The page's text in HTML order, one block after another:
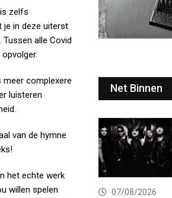
zelfs
je in deze uiterst
alle Covid
meer complexere
luisteren
van de hymne
het echte werk
willen spelen
Net Binnen
07/08/2026